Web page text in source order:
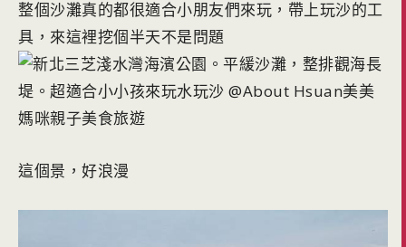
整個沙灘真的都很適合小朋友們來玩，帶上玩沙的工
具，來這裡挖個半天不是問題
這個景，好浪漫